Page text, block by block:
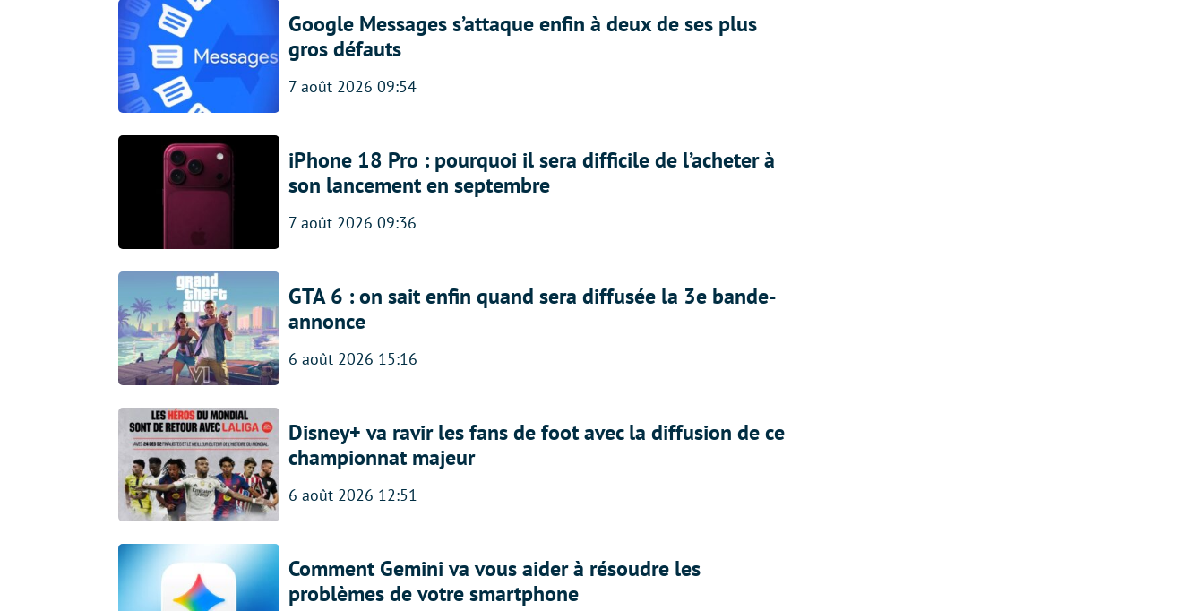
Google Messages s’attaque enfin à deux de ses plus
gros défauts
7 août 2026 09:54
iPhone 18 Pro : pourquoi il sera difficile de l’acheter à
son lancement en septembre
7 août 2026 09:36
GTA 6 : on sait enfin quand sera diffusée la 3e bande-
annonce
6 août 2026 15:16
Disney+ va ravir les fans de foot avec la diffusion de ce
championnat majeur
6 août 2026 12:51
Comment Gemini va vous aider à résoudre les
problèmes de votre smartphone